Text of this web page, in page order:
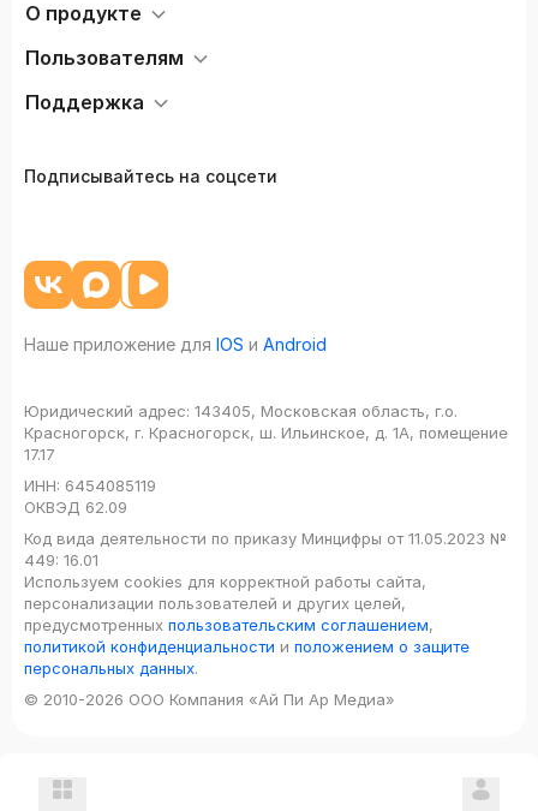
О продукте
Пользователям
Поддержка
Подписывайтесь на соцсети
Наше приложение для IOS и Android
Юридический адрес: 143405, Московская область, г.о.
Красногорск, г. Красногорск, ш. Ильинское, д. 1А, помещение
17.17
ИНН: 6454085119
ОКВЭД 62.09
Код вида деятельности по приказу Минцифры от 11.05.2023 №
449: 16.01
Используем cookies для корректной работы сайта,
персонализации пользователей и других целей,
предусмотренных пользовательским соглашением,
политикой конфиденциальности и положением о защите
персональных данных.
© 2010-2026 ООО Компания «Ай Пи Ар Медиа»